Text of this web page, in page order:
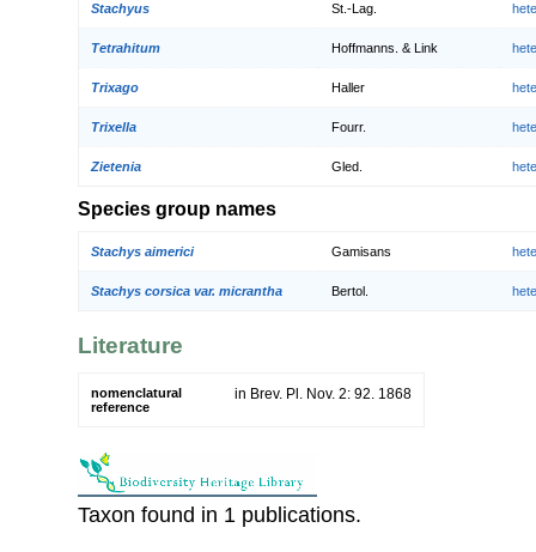
Stachyus St.-Lag.
Tetrahitum Hoffmanns. & Link
Trixago Haller
Trixella Fourr.
Zietenia Gled.
Species group names
Stachys aimerici Gamisans
Stachys corsica var. micrantha Bertol.
Literature
nomenclatural
reference
in Brev. Pl. Nov. 2: 92. 1868
Taxon found in 1 publications.